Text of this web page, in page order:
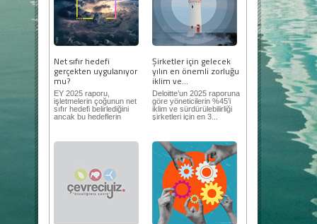
Net sıfır hedefi
gerçekten uygulanıyor
mu?
EY 2025 raporu,
işletmelerin çoğunun net
sıfır hedefi belirlediğini
ancak bu hedeflerin
Şirketler için gelecek
yılın en önemli zorluğu
iklim ve...
Deloitte’un 2025 raporuna
göre yöneticilerin %45’i
iklim ve sürdürülebilirliği
şirketleri için en 3...